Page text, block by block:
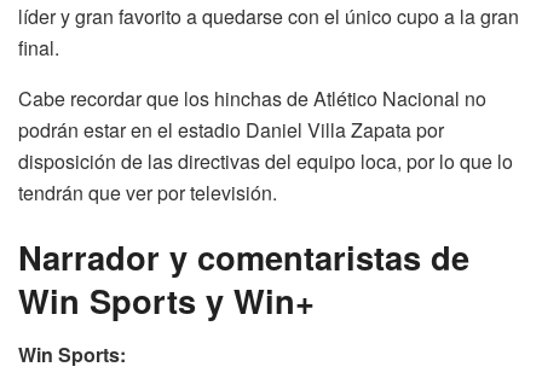
líder y gran favorito a quedarse con el único cupo a la gran
final.
Cabe recordar que los hinchas de Atlético Nacional no
podrán estar en el estadio Daniel Villa Zapata por
disposición de las directivas del equipo loca, por lo que lo
tendrán que ver por televisión.
Narrador y comentaristas de
Win Sports y Win+
Win Sports: